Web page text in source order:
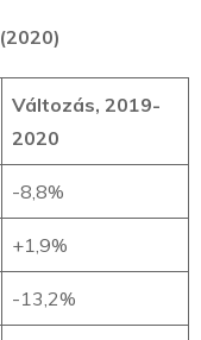
Változás, 2019-
2020
-8,8%
+1,9%
-13,2%